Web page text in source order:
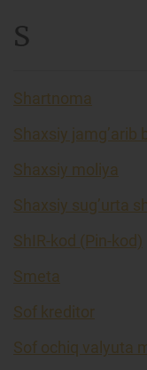
S
Shartnoma
Shaxsiy jamg’arib
Shaxsiy moliya
Shaxsiy sug’urta
ShIR-kod (Pin-kod)
Smeta
Sof kreditor
Sof ochiq valyuta